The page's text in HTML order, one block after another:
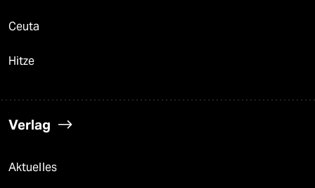
Ceuta
Hitze
Verlag
Aktuelles